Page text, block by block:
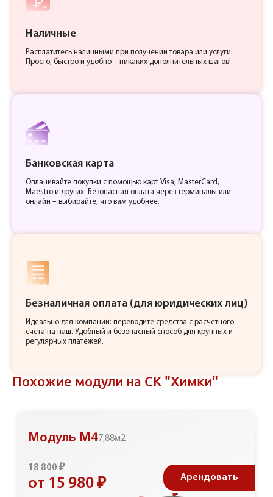
Наличные
Расплатитесь наличными при получении товара или услуги.
Просто, быстро и удобно – никаких дополнительных шагов!
Банковская карта
Оплачивайте покупки с помощью карт Visa, MasterCard,
Maestro и других. Безопасная оплата через терминалы или
онлайн – выбирайте, что вам удобнее.
Безналичная оплата (для юридических лиц)
Идеально для компаний: переводите средства с расчетного
счета на наш. Удобный и безопасный способ для крупных и
регулярных платежей.
Похожие модули на СК "Химки"
Модуль М47,88м2
18 800 ₽
от 15 980 ₽ Арендовать